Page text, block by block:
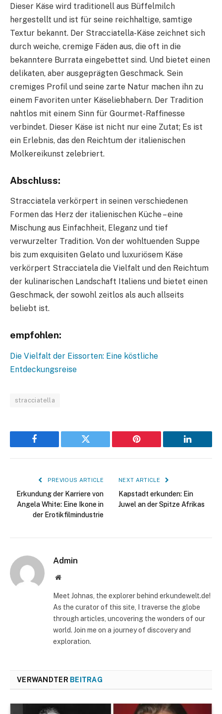
Dieser Käse wird traditionell aus Büffelmilch
hergestellt und ist für seine reichhaltige, samtige
Textur bekannt. Der Stracciatella-Käse zeichnet sich
durch weiche, cremige Fäden aus, die oft in die
bekanntere Burrata eingebettet sind. Und bietet einen
delikaten, aber ausgeprägten Geschmack. Sein
cremiges Profil und seine zarte Natur machen ihn zu
einem Favoriten unter Käseliebhabern. Der Tradition
nahtlos mit einem Sinn für Gourmet-Raffinesse
verbindet. Dieser Käse ist nicht nur eine Zutat; Es ist
ein Erlebnis, das den Reichtum der italienischen
Molkereikunst zelebriert.
Abschluss:
Stracciatela verkörpert in seinen verschiedenen
Formen das Herz der italienischen Küche – eine
Mischung aus Einfachheit, Eleganz und tief
verwurzelter Tradition. Von der wohltuenden Suppe
bis zum exquisiten Gelato und luxuriösem Käse
verkörpert Stracciatela die Vielfalt und den Reichtum
der kulinarischen Landschaft Italiens und bietet einen
Geschmack, der sowohl zeitlos als auch allseits
beliebt ist.
empfohlen:
Die Vielfalt der Eissorten: Eine köstliche
Entdeckungsreise
stracciatella
Facebook Twitter Pinterest LinkedIn
PREVIOUS ARTICLE
Erkundung der Karriere von
Angela White: Eine Ikone in
der Erotikfilmindustrie
NEXT ARTICLE
Kapstadt erkunden: Ein
Juwel an der Spitze Afrikas
Admin
Website
Meet Johnas, the explorer behind erkundewelt.de!
As the curator of this site, I traverse the globe
through articles, uncovering the wonders of our
world. Join me on a journey of discovery and
exploration.
VERWANDTER BEITRAG